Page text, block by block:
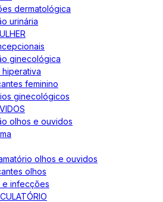
dermatológica
urinária
ginecológica
feminino
ginecológicos
olhos e ouvidos
olhos e ouvidos
olhos
e infecções